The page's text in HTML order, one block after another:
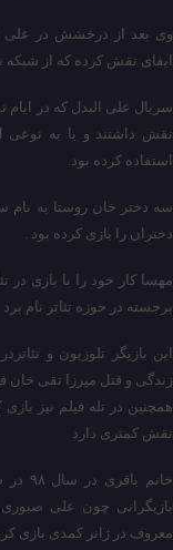
وی بعد از درخشش در علی
ایفای نقش کرده که از
نقش داشتند و یا به نوعی
استفاده کرده بود.
سه دختر خان روستا به
دختران را بازی کرده بود .
مهسا کار خود را با بازی
برجسته در حوزه تئاتر نام برد
این بازیگر تلوزیون و
زندگی و قتل میرزا تقی خان فراهانی در
همچنین در تله فیلم نیز
نقش کمتری دارد
خانم باقری در سال ۹۸ در سریال
بازیگرانی چون علی
معروف در ژانر کمدی بازی